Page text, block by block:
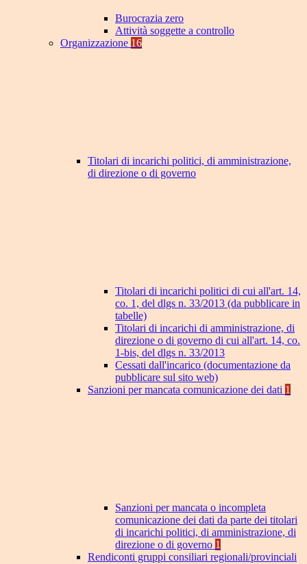
Burocrazia zero
Attività soggette a controllo
Organizzazione 16
Titolari di incarichi politici, di amministrazione,
di direzione o di governo
Titolari di incarichi politici di cui all'art. 14,
co. 1, del dlgs n. 33/2013 (da pubblicare in
tabelle)
Titolari di incarichi di amministrazione, di
direzione o di governo di cui all'art. 14, co.
1-bis, del dlgs n. 33/2013
Cessati dall'incarico (documentazione da
pubblicare sul sito web)
Sanzioni per mancata comunicazione dei dati 1
Sanzioni per mancata o incompleta
comunicazione dei dati da parte dei titolari
di incarichi politici, di amministrazione, di
direzione o di governo 1
Rendiconti gruppi consiliari regionali/provinciali